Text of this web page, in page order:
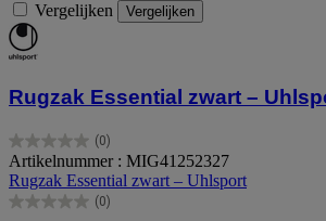
Vergelijken Vergelijken
Rugzak Essential zwart –
(0)
0.0
van
de
5
Artikelnummer : MIG41252327
Rugzak Essential zwart – Uhlsport
(0)
0.0